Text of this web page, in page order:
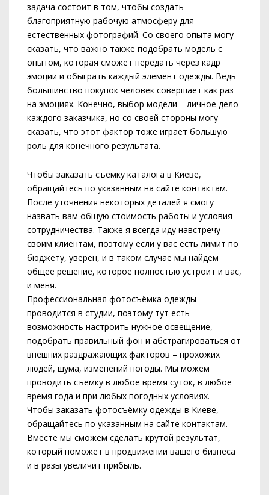
задача состоит в том, чтобы создать
благоприятную рабочую атмосферу для
естественных фотографий. Со своего опыта могу
сказать, что важно также подобрать модель с
опытом, которая сможет передать через кадр
эмоции и обыграть каждый элемент одежды. Ведь
большинство покупок человек совершает как раз
на эмоциях. Конечно, выбор модели – личное дело
каждого заказчика, но со своей стороны могу
сказать, что этот фактор тоже играет большую
роль для конечного результата.
Чтобы заказать съемку каталога в Киеве,
обращайтесь по указанным на сайте контактам.
После уточнения некоторых деталей я смогу
назвать вам общую стоимость работы и условия
сотрудничества. Также я всегда иду навстречу
своим клиентам, поэтому если у вас есть лимит по
бюджету, уверен, и в таком случае мы найдём
общее решение, которое полностью устроит и вас,
и меня.
Профессиональная фотосъёмка одежды
проводится в студии, поэтому тут есть
возможность настроить нужное освещение,
подобрать правильный фон и абстрагироваться от
внешних раздражающих факторов – прохожих
людей, шума, изменений погоды. Мы можем
проводить съемку в любое время суток, в любое
время года и при любых погодных условиях.
Чтобы заказать фотосъёмку одежды в Киеве,
обращайтесь по указанным на сайте контактам.
Вместе мы сможем сделать крутой результат,
который поможет в продвижении вашего бизнеса
и в разы увеличит прибыль.